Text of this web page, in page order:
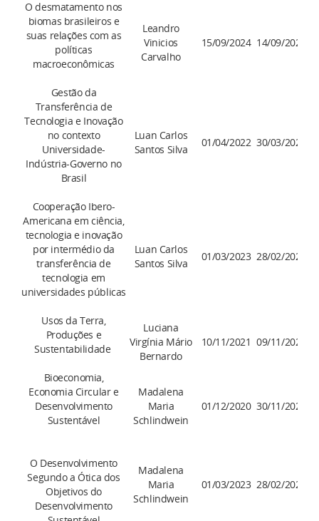
O desmatamento nos
biomas brasileiros e
suas relações com as
políticas
macroeconômicas
Leandro
Vinicios
Carvalho
15/09/2024 14/09/2028
Gestão da
Transferência de
Tecnologia e Inovação
no contexto
Universidade-
Indústria-Governo no
Brasil
Luan Carlos
Santos Silva
01/04/2022 30/03/2026
Cooperação Ibero-
Americana em ciência,
tecnologia e inovação
por intermédio da
transferência de
tecnologia em
universidades públicas
Luan Carlos
Santos Silva
01/03/2023 28/02/2027
Usos da Terra,
Produções e
Sustentabilidade
Luciana
Virgínia Mário
Bernardo
10/11/2021 09/11/2025
Bioeconomia,
Economia Circular e
Desenvolvimento
Sustentável
Madalena
Maria
Schlindwein
01/12/2020 30/11/2024
O Desenvolvimento
Segundo a Ótica dos
Objetivos do
Desenvolvimento
Madalena
Maria
Schlindwein
01/03/2023 28/02/2026